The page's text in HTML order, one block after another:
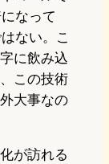
なって
ない。こ
に飲み込
この技術
大事なの
が訪れる